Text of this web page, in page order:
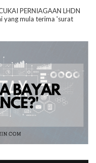
PERNIAGAAN LHDN
yang mula terima 'surat